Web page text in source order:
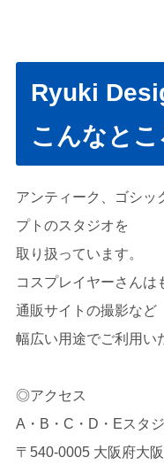
Ryuki
こんなとこ
アンティーク、ゴシッ
プトのスタジオを
取り扱っています。
コスプレイヤーさんは
通販サイトの撮影など
幅広い用途でご利用い
◎アクセス
A・B・C・D・Eスタ
〒540-0005 大阪府大